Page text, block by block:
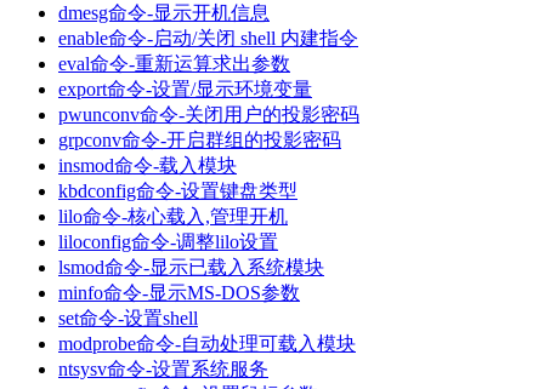
dmesg命令-显示开机信息
enable命令-启动/关闭 shell 内建指令
eval命令-重新运算求出参数
export命令-设置/显示环境变量
pwunconv命令-关闭用户的投影密码
grpconv命令-开启群组的投影密码
insmod命令-载入模块
kbdconfig命令-设置键盘类型
lilo命令-核心载入,管理开机
liloconfig命令-调整lilo设置
lsmod命令-显示已载入系统模块
minfo命令-显示MS-DOS参数
set命令-设置shell
modprobe命令-自动处理可载入模块
ntsysv命令-设置系统服务